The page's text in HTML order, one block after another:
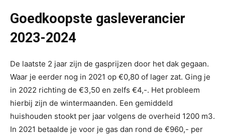
Goedkoopste gasleverancier
2023-2024
De laatste 2 jaar zijn de gasprijzen door het dak gegaan.
Waar je eerder nog in 2021 op €0,80 of lager zat. Ging je
in 2022 richting de €3,50 en zelfs €4,-. Het probleem
hierbij zijn de wintermaanden. Een gemiddeld
huishouden stookt per jaar volgens de overheid 1200 m3.
In 2021 betaalde je voor je gas dan rond de €960,- per